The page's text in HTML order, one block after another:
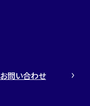
お問い合わせ